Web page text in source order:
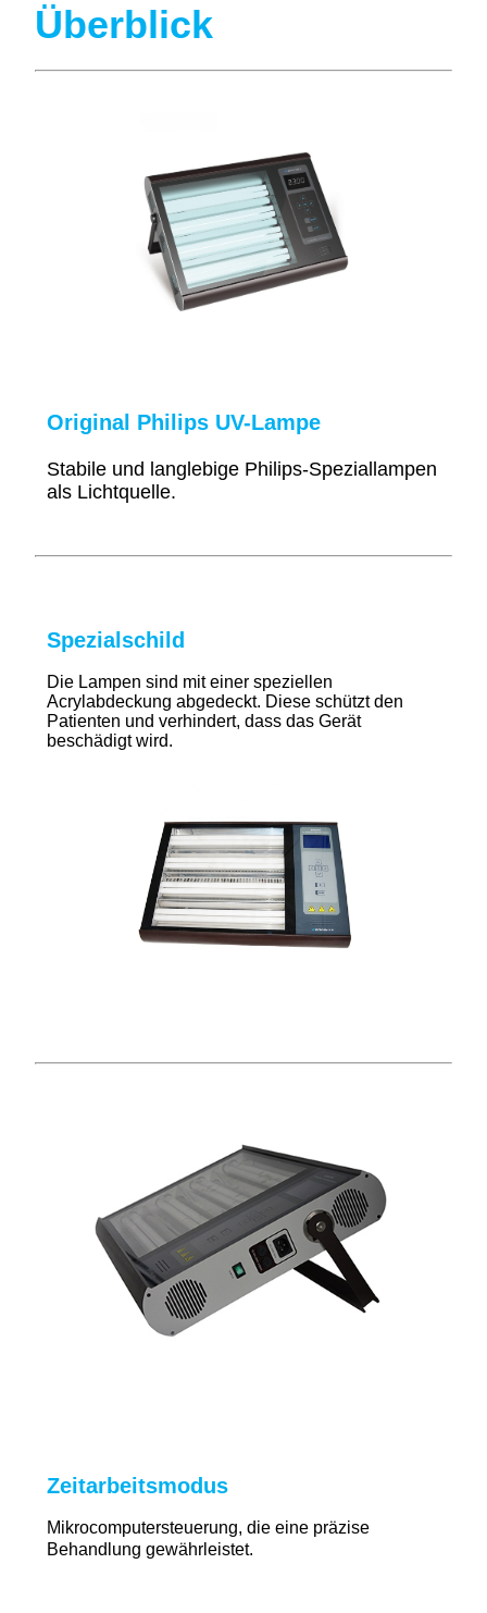
Überblick
Original Philips UV-Lampe
Stabile und langlebige Philips-Speziallampen
als Lichtquelle.
Spezialschild
Die Lampen sind mit einer speziellen
Acrylabdeckung abgedeckt. Diese schützt den
Patienten und verhindert, dass das Gerät
beschädigt wird.
Zeitarbeitsmodus
Mikrocomputersteuerung, die eine präzise
Behandlung gewährleistet.